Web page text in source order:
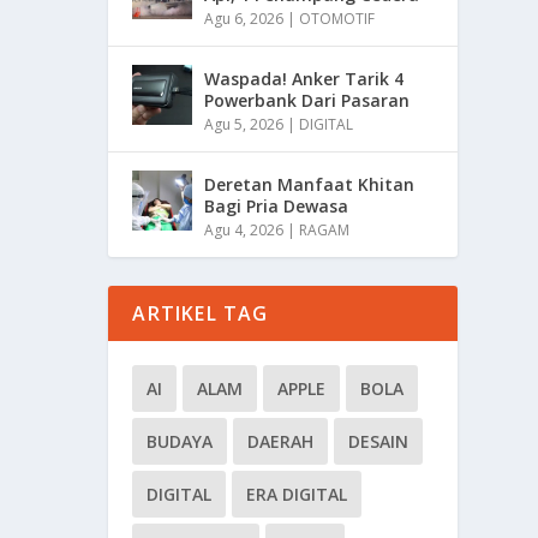
Agu 6, 2026 | OTOMOTIF
Waspada! Anker Tarik 4
Powerbank Dari Pasaran
Agu 5, 2026 | DIGITAL
Deretan Manfaat Khitan
Bagi Pria Dewasa
Agu 4, 2026 | RAGAM
ARTIKEL TAG
AI ALAM APPLE BOLA
BUDAYA DAERAH DESAIN
DIGITAL ERA DIGITAL